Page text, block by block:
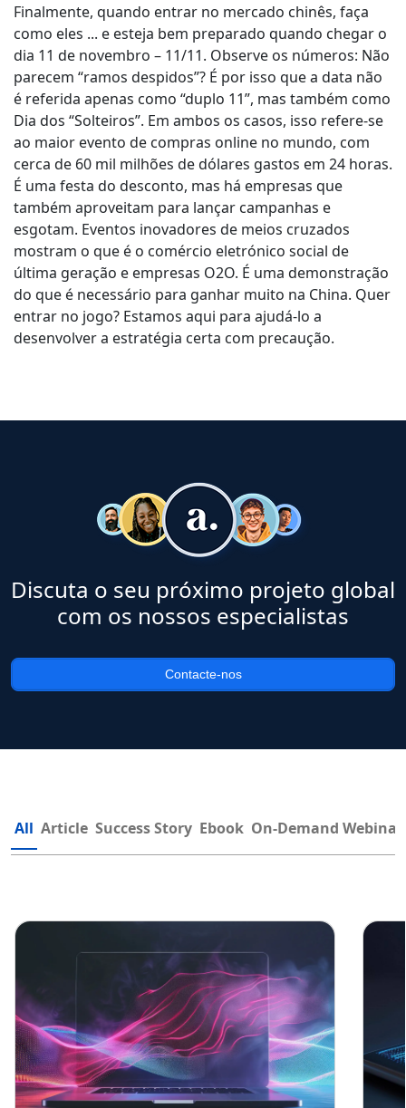
Finalmente, quando entrar no mercado chinês, faça
como eles ... e esteja bem preparado quando chegar o
dia 11 de novembro – 11/11. Observe os números: Não
parecem “ramos despidos”? É por isso que a data não
é referida apenas como “duplo 11”, mas também como
Dia dos “Solteiros”. Em ambos os casos, isso refere-se
ao maior evento de compras online no mundo, com
cerca de 60 mil milhões de dólares gastos em 24 horas.
É uma festa do desconto, mas há empresas que
também aproveitam para lançar campanhas e
esgotam. Eventos inovadores de meios cruzados
mostram o que é o comércio eletrónico social de
última geração e empresas O2O. É uma demonstração
do que é necessário para ganhar muito na China. Quer
entrar no jogo? Estamos aqui para ajudá-lo a
desenvolver a estratégia certa com precaução.
Discuta o seu próximo projeto global
com os nossos especialistas
Contacte-nos
All Article Success Story Ebook On-Demand Webinar